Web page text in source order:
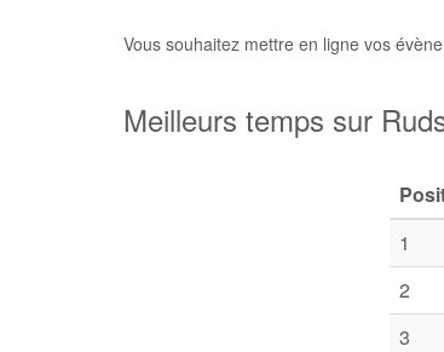
Vous souhaitez mettre en ligne vos
Meilleurs temps sur
1
2
3